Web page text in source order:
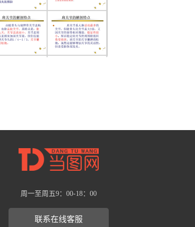
周一至周五9：00-18：00
联系在线客服